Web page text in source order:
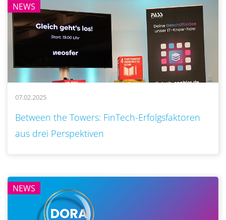
NEWS
07.02.2025
Between the Towers: FinTech-Erfolgsfaktoren
aus drei Perspektiven
NEWS